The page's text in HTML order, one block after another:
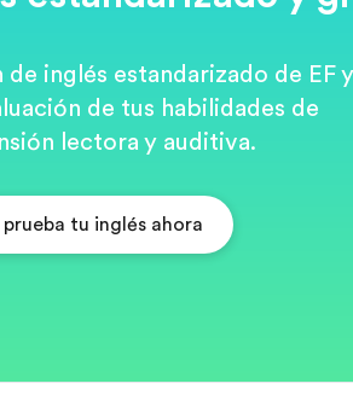
de inglés estandarizado de EF y
de tus habilidades de
lectora y auditiva.
prueba tu inglés ahora